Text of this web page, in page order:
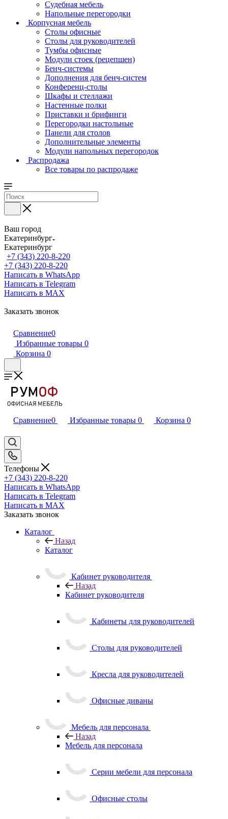
Судебная мебель
Напольные перегородки
Корпусная мебель
Столы офисные
Столы для руководителей
Тумбы офисные
Модули стоек (рецепшен)
Бенч-системы
Дополнения для бенч-систем
Конференц-столы
Шкафы и стеллажи
Настенные полки
Приставки и брифинги
Перегородки настольные
Панели для столов
Дополнительные элементы
Модули напольных перегородок
Распродажа
Все товары по распродаже
Ваш город
Екатеринбург
Екатеринбург
+7 (343) 220-8-220
+7 (343) 220-8-220
Написать в WhatsApp
Написать в Telegram
Написать в MAX
Заказать звонок
Сравнение0
Избранные товары 0
Корзина 0
Сравнение0 Избранные товары 0 Корзина 0
Телефоны
+7 (343) 220-8-220
Написать в WhatsApp
Написать в Telegram
Написать в MAX
Заказать звонок
Каталог
Назад
Каталог
Кабинет руководителя
Назад
Кабинет руководителя
Кабинеты для руководителей
Столы для руководителей
Кресла для руководителей
Офисные диваны
Мебель для персонала
Назад
Мебель для персонала
Серии мебели для персонала
Офисные столы